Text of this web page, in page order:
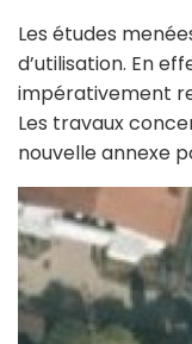
Les études
d’utilisation. En
impérativement
Les travaux
nouvelle annexe